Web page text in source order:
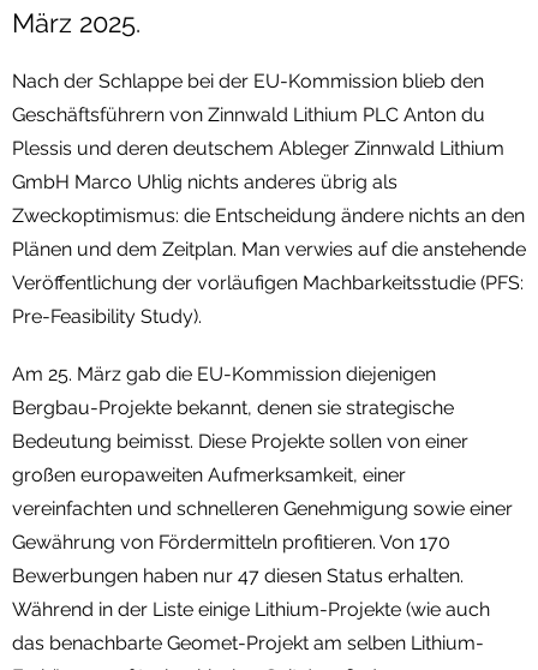
März 2025.
Nach der Schlappe bei der EU-Kommission blieb den
Geschäftsführern von Zinnwald Lithium PLC Anton du
Plessis und deren deutschem Ableger Zinnwald Lithium
GmbH Marco Uhlig nichts anderes übrig als
Zweckoptimismus: die Entscheidung ändere nichts an den
Plänen und dem Zeitplan. Man verwies auf die anstehende
Veröffentlichung der vorläufigen Machbarkeitsstudie (PFS:
Pre-Feasibility Study).
Am 25. März gab die EU-Kommission diejenigen
Bergbau-Projekte bekannt, denen sie strategische
Bedeutung beimisst. Diese Projekte sollen von einer
großen europaweiten Aufmerksamkeit, einer
vereinfachten und schnelleren Genehmigung sowie einer
Gewährung von Fördermitteln profitieren. Von 170
Bewerbungen haben nur 47 diesen Status erhalten.
Während in der Liste einige Lithium-Projekte (wie auch
das benachbarte Geomet-Projekt am selben Lithium-